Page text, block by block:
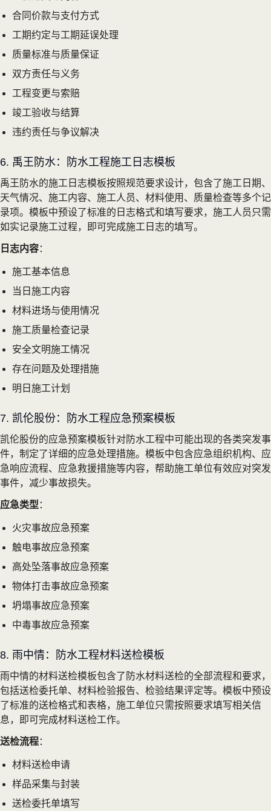
合同价款与支付方式
工期约定与工期延误处理
质量标准与质量保证
双方责任与义务
工程变更与索赔
竣工验收与结算
违约责任与争议解决
6. 禹王防水：防水工程施工日志模板
禹王防水的施工日志模板按照规范要求设计，包含了施工日期、
天气情况、施工内容、施工人员、材料使用、质量检查等多个记
录项。模板中预设了标准的日志格式和填写要求，施工人员只需
如实记录施工过程，即可完成施工日志的填写。
日志内容：
施工基本信息
当日施工内容
材料进场与使用情况
施工质量检查记录
安全文明施工情况
存在问题及处理措施
明日施工计划
7. 凯伦股份：防水工程应急预案模板
凯伦股份的应急预案模板针对防水工程中可能出现的各类突发事
件，制定了详细的应急处理措施。模板中包含应急组织机构、应
急响应流程、应急救援措施等内容，帮助施工单位有效应对突发
事件，减少事故损失。
应急类型 ：
火灾事故应急预案
触电事故应急预案
高处坠落事故应急预案
物体打击事故应急预案
坍塌事故应急预案
中毒事故应急预案
8. 雨中情：防水工程材料送检模板
雨中情的材料送检模板包含了防水材料送检的全部流程和要求，
包括送检委托单、材料检验报告、检验结果评定等。模板中预设
了标准的送检格式和表格，施工单位只需按照要求填写相关信
息，即可完成材料送检工作。
送检流程：
材料送检申请
样品采集与封装
送检委托单填写